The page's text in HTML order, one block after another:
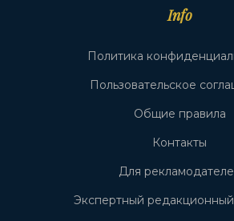
Info
Политика
Пользовательское
Общие правила
Контакты
Для
Экспертный